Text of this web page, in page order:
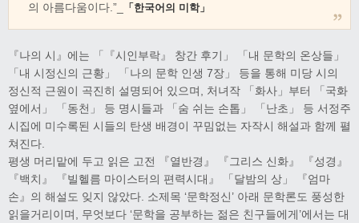
의 아름다움이다.”_
「한국어의 미학」
『나의 시』에는 「『시인부락』 창간 후기」 「내 문학의 온상들」
「내 시정신의 근황」 「나의 문학 인생 7장」 등을 통해 미당 시의
정신적 근원이 곡진히 설명되어 있으며, 처녀작 「화사」부터 「국화
옆에서」 「동천」 등 명시들과 「숨 쉬는 손톱」 「난초」 등 서정주
시집에 미수록된 시들의 탄생 배경이 꾸밈없는 자작시 해설과 함께 펼
쳐진다.
평생 머리맡에 두고 읽은 고전 『열반경』 『그리스 신화』 『성경』
『백치』 『빌헬름 마이스터의 편력시대』 「달밤의 상」 『엄마
손』의 해설도 잊지 않았다. 소제목 ‘문학정신’ 아래 문학론도 풍성한
읽을거리이며, 무엇보다 ‘문학을 공부하는 젊은 친구들에게’에서는 대